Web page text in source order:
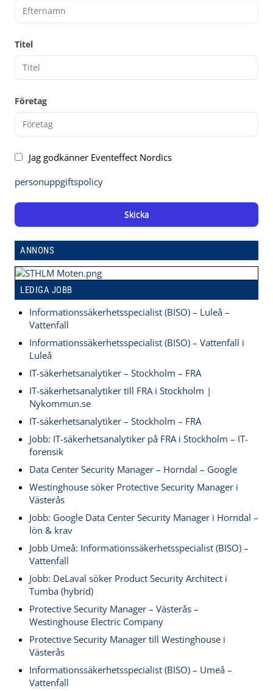
Titel
Företag
Jag godkänner Eventeffect Nordics
personuppgiftspolicy
Skicka
ANNONS
LEDIGA JOBB
Informationssäkerhetsspecialist (BISO) – Luleå –
Vattenfall
Informationssäkerhetsspecialist (BISO) – Vattenfall i
Luleå
IT-säkerhetsanalytiker – Stockholm – FRA
IT-säkerhetsanalytiker till FRA i Stockholm |
Nykommun.se
IT-säkerhetsanalytiker – Stockholm – FRA
Jobb: IT-säkerhetsanalytiker på FRA i Stockholm – IT-
forensik
Data Center Security Manager – Horndal – Google
Westinghouse söker Protective Security Manager i
Västerås
Jobb: Google Data Center Security Manager i Horndal –
lön & krav
Jobb Umeå: Informationssäkerhetsspecialist (BISO) –
Vattenfall
Jobb: DeLaval söker Product Security Architect i
Tumba (hybrid)
Protective Security Manager – Västerås –
Westinghouse Electric Company
Protective Security Manager till Westinghouse i
Västerås
Informationssäkerhetsspecialist (BISO) – Umeå –
Vattenfall